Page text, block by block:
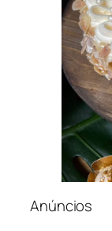
Anúncios